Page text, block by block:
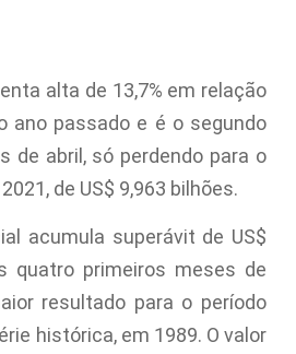
alta de 13,7% em relação
ano passado e é o segundo
de abril, só perdendo para o
de US$ 9,963 bilhões.
acumula superávit de US$
quatro primeiros meses de
resultado para o período
histórica, em 1989. O valor